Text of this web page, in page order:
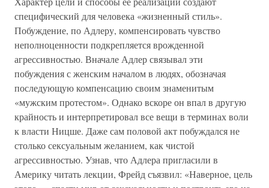
специфический для человека «жизненный стиль».
Побуждение, по Адлеру, компенсировать чувство
неполноценности подкрепляется врожденной
агрессивностью. Вначале Адлер связывал эти
побуждения с женским началом в людях, обозначая
последующую компенсацию своим знаменитым
«мужским протестом». Однако вскоре он впал в другую
крайность и интерпретировал все вещи в терминах воли
к власти Ницше. Даже сам половой акт побуждался не
столько сексуальным желанием, как чистой
агрессивностью. Узнав, что Адлера пригласили в
Америку читать лекции, Фрейд съязвил: «Наверное, цель